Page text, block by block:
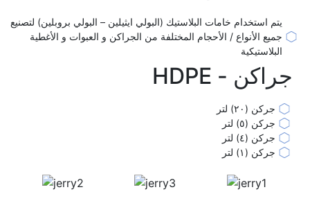
يتم استخدام خامات البلاستيك (البولي ايثيلين – البولي بروبلين) لتصنيع
جميع الأنواع / الأحجام المختلفة من الجراكن و العبوات و الأغطية
البلاستيكية
جراكن - HDPE
جركن (٢٠) لتر
جركن (٥) لتر
جركن (٤) لتر
جركن (١) لتر